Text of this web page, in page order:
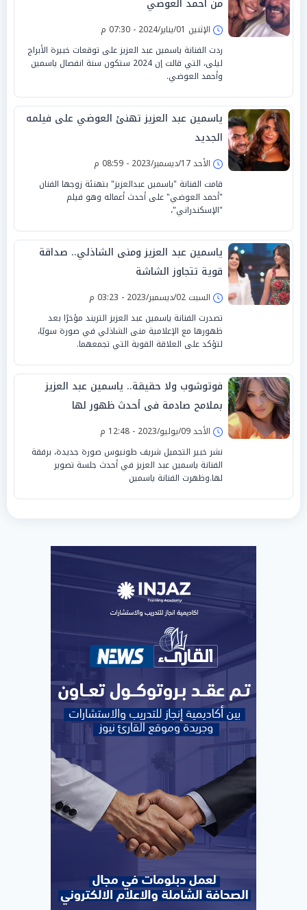
الإثنين 01/يناير/2024 - 07:30 م
ردت الفنانة ياسمين عبد العزيز على توقعات خبيرة الأبراج
ليلى، التي قالت إن 2024 ستكون سنة انفصال ياسمين
وأحمد العوضي.
ياسمين عبد العزيز تهنئ العوضي على فيلمه
الجديد
الأحد 17/ديسمبر/2023 - 08:59 م
قامت الفنانة "ياسمين عبدالعزيز" بتهنئة زوجها الفنان
"أحمد العوضي" على أحدث أعماله وهو فيلم
"الإسكندراني"،
ياسمين عبد العزيز ومنى الشاذلي.. صداقة
قوية تتجاوز الشاشة
السبت 02/ديسمبر/2023 - 03:23 م
تصدرت الفنانة ياسمين عبد العزيز التريند مؤخرًا بعد
ظهورها مع الإعلامية منى الشاذلي في صورة سويًا،
لتؤكد على العلاقة القوية التي تجمعهما.
فوتوشوب ولا حقيقة.. ياسمين عبد العزيز
بملامح صادمة فى أحدث ظهور لها
الأحد 09/يوليو/2023 - 12:48 م
نشر خبير التجميل شريف طونيوس صورة جديدة، برفقة
الفنانة ياسمين عبد العزيز في أحدث جلسة تصوير
لها.وظهرت الفنانة ياسمين